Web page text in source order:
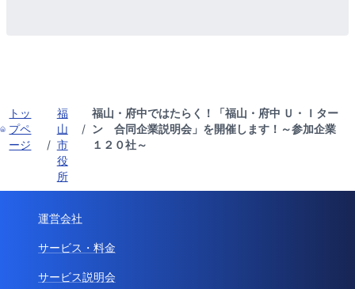
トッ
プペ
ージ
/
福
山
市
役
所
/
福山・府中ではたらく！「福山・府中 Ｕ・Ｉター
ン 合同企業説明会」を開催します！～参加企業
１２０社～
運営会社
サービス・料金
サービス説明会